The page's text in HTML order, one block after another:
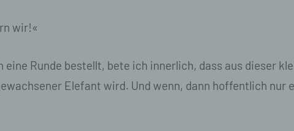
wir!«
eine Runde bestellt, bete ich innerlich, dass aus dieser
Elefant wird. Und wenn, dann hoffentlich nur
zusätzlichen Informationen gesondert aufbewahrt werden und
identifizierten oder identifizierbaren natürlichen Person
werden.